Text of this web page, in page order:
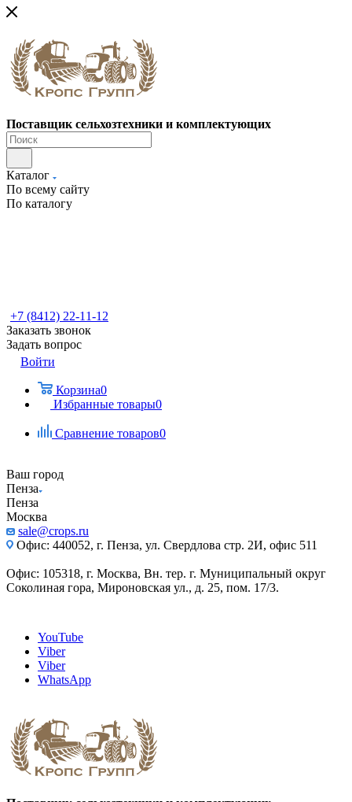
Поставщик сельхозтехники и комплектующих
Каталог
По всему сайту
По каталогу
+7 (8412) 22-11-12
Заказать звонок
Задать вопрос
Войти
Корзина0
Избранные товары0
Сравнение товаров0
Ваш город
Пенза
Пенза
Москва
sale@crops.ru
Офис: 440052, г. Пенза, ул. Свердлова стр. 2И, офис 511
Офис: 105318, г. Москва, Вн. тер. г. Муниципальный округ
Соколиная гора, Мироновская ул., д. 25, пом. 17/3.
YouTube
Viber
Viber
WhatsApp